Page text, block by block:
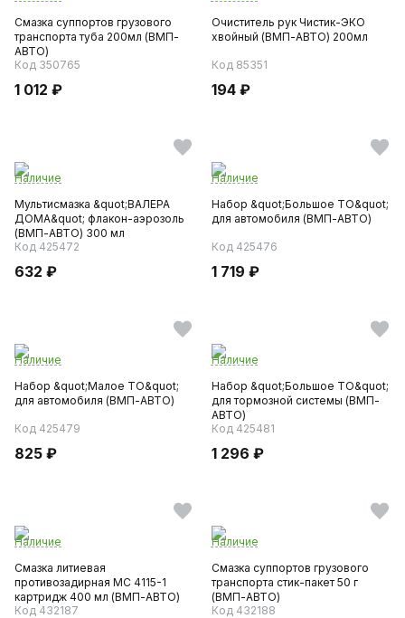
Смазка суппортов грузового
транспорта туба 200мл (ВМП-
АВТО)
Код 350765
1 012 ₽
Очиститель рук Чистик-ЭКО
хвойный (ВМП-АВТО) 200мл
Код 85351
194 ₽
Наличие
Мультисмазка &quot;ВАЛЕРА
ДОМА&quot; флакон-аэрозоль
(ВМП-АВТО) 300 мл
Код 425472
632 ₽
Наличие
Набор &quot;Большое ТО&quot;
для автомобиля (ВМП-АВТО)
Код 425476
1 719 ₽
Наличие
Набор &quot;Малое ТО&quot;
для автомобиля (ВМП-АВТО)
Код 425479
825 ₽
Наличие
Набор &quot;Большое ТО&quot;
для тормозной системы (ВМП-
АВТО)
Код 425481
1 296 ₽
Наличие
Смазка литиевая
противозадирная МС 4115-1
картридж 400 мл (ВМП-АВТО)
Код 432187
Наличие
Смазка суппортов грузового
транспорта стик-пакет 50 г
(ВМП-АВТО)
Код 432188